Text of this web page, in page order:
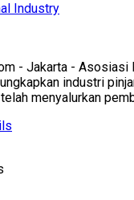
Industry
- Jakarta - Asosiasi
industri
menyalurkan